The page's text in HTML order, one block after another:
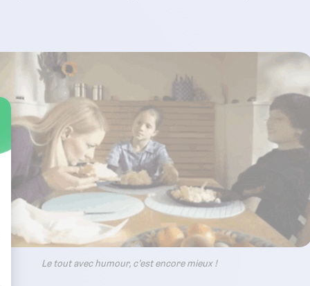
Le tout avec humour, c’est encore mieux !